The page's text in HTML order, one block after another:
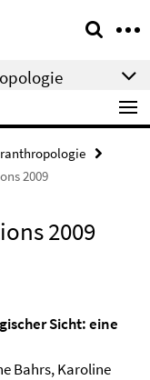
2009
2009
Sicht: eine
Bahrs, Karoline